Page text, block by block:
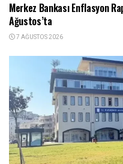
Merkez Bankası Enflasyon
Ağustos’ta
7 AĞUSTOS 2026